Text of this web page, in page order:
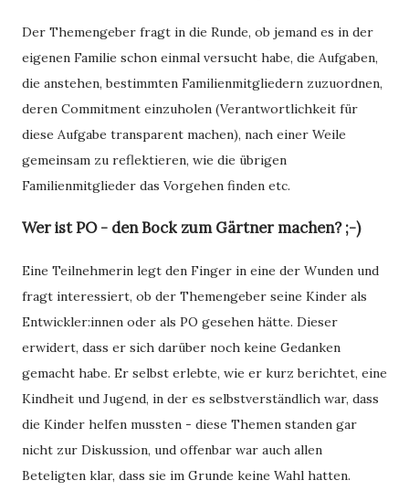
Der Themengeber fragt in die Runde, ob jemand es in der
eigenen Familie schon einmal versucht habe, die Aufgaben,
die anstehen, bestimmten Familienmitgliedern zuzuordnen,
deren Commitment einzuholen (Verantwortlichkeit für
diese Aufgabe transparent machen), nach einer Weile
gemeinsam zu reflektieren, wie die übrigen
Familienmitglieder das Vorgehen finden etc.
Wer ist PO - den Bock zum Gärtner machen? ;-)
Eine Teilnehmerin legt den Finger in eine der Wunden und
fragt interessiert, ob der Themengeber seine Kinder als
Entwickler:innen oder als PO gesehen hätte. Dieser
erwidert, dass er sich darüber noch keine Gedanken
gemacht habe. Er selbst erlebte, wie er kurz berichtet, eine
Kindheit und Jugend, in der es selbstverständlich war, dass
die Kinder helfen mussten - diese Themen standen gar
nicht zur Diskussion, und offenbar war auch allen
Beteligten klar, dass sie im Grunde keine Wahl hatten.